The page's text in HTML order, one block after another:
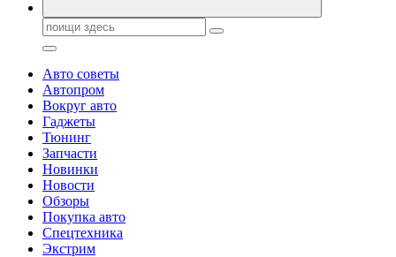
Поиск:
Авто советы
Автопром
Вокруг авто
Гаджеты
Тюнинг
Запчасти
Новинки
Новости
Обзоры
Покупка авто
Спецтехника
Экстрим